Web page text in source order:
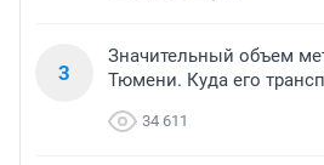
3
Значительный объем
Тюмени. Куда его
34 611